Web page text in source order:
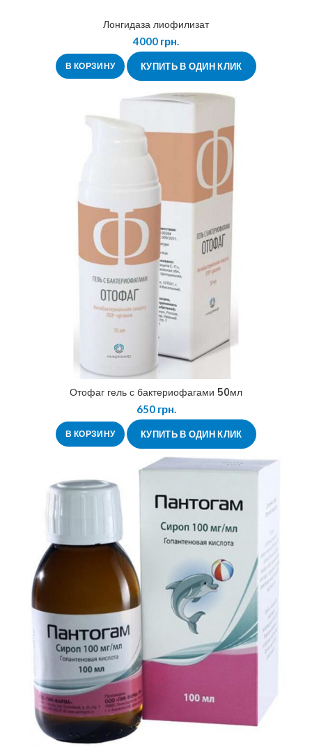
Лонгидаза лиофилизат
4000 грн.
В КОРЗИНУ КУПИТЬ В ОДИН КЛИК
Отофаг гель с бактериофагами 50мл
650грн.
В КОРЗИНУ КУПИТЬ В ОДИН КЛИК